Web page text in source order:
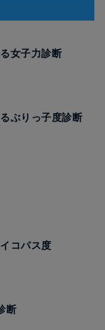
女子力診断
ぶりっ子度診断
コパス度
断